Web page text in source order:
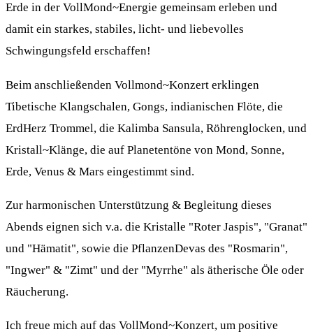
Erde in der VollMond~Energie gemeinsam erleben und
damit ein starkes, stabiles, licht- und liebevolles
Schwingungsfeld erschaffen!
Beim anschließenden Vollmond~Konzert erklingen
Tibetische Klangschalen, Gongs, indianischen Flöte, die
ErdHerz Trommel, die Kalimba Sansula, Röhrenglocken, und
Kristall~Klänge, die auf Planetentöne von Mond, Sonne,
Erde, Venus & Mars eingestimmt sind.
Zur harmonischen Unterstützung & Begleitung dieses
Abends eignen sich v.a. die Kristalle "Roter Jaspis", "Granat"
und "Hämatit", sowie die PflanzenDevas des "Rosmarin",
"Ingwer" & "Zimt" und der "Myrrhe" als ätherische Öle oder
Räucherung.
Ich freue mich auf das VollMond~Konzert, um positive